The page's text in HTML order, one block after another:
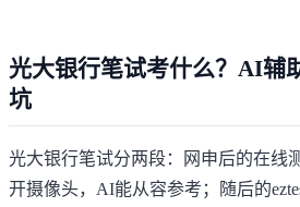
光大银行笔试考什么？AI辅
坑
光大银行笔试分两段：网申后的在线
开摄像头，AI能从容参考；随后的